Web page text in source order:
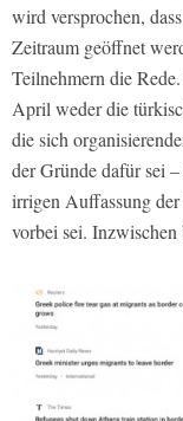
wird versprochen,
Zeitraum geöffnet
Teilnehmern die
April weder die
die sich
der Gründe dafür sei
irrigen Auffassung
vorbei sei.